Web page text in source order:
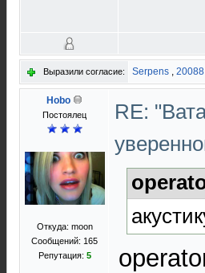
Выразили согласие: Serpens , 20088
Hobo
Постоялец
Откуда: moon
Сообщений: 165
Репутация: 5
RE: